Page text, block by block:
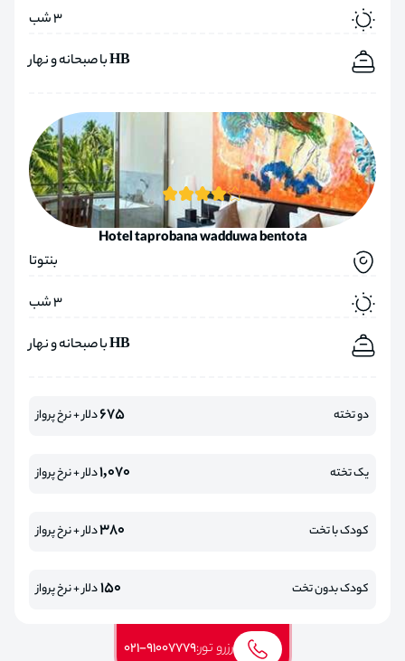
3 شب
HB با صبحانه و نهار
Hotel taprobana wadduwa bentota
بنتوتا
3 شب
HB با صبحانه و نهار
دو تخته 675دلار + نرخ پرواز
یک تخته 1,070دلار + نرخ پرواز
کودک با تخت 380دلار + نرخ پرواز
کودک بدون تخت 150دلار + نرخ پرواز
رزرو تور:021-91007779